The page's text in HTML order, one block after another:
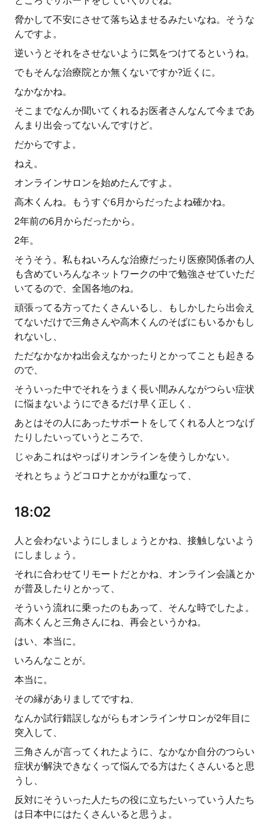
脅かして不安にさせて落ち込ませるみたいなね。そうな
んですよ。
逆いうとそれをさせないように気をつけてるというね。
でもそんな治療院とか無くないですか?近くに。
なかなかね。
そこまでなんか聞いてくれるお医者さんなんて今まであ
んまり出会ってないんですけど。
だからですよ。
ねえ。
オンラインサロンを始めたんですよ。
高木くんね。もうすぐ6月からだったよね確かね。
2年前の6月からだったから。
2年。
そうそう。私もねいろんな治療だったり医療関係者の人
も含めていろんなネットワークの中で勉強させていただ
いてるので、全国各地のね。
頑張ってる方ってたくさんいるし、もしかしたら出会え
てないだけで三角さんや高木くんのそばにもいるかもし
れないし、
ただなかなかね出会えなかったりとかってことも起きる
ので、
そういった中でそれをうまく長い間みんながつらい症状
に悩まないようにできるだけ早く正しく、
あとはその人にあったサポートをしてくれる人とつなげ
たりしたいっていうところで、
じゃあこれはやっぱりオンラインを使うしかない。
それとちょうどコロナとかがね重なって、
18:02
人と会わないようにしましょうとかね、接触しないよう
にしましょう。
それに合わせてリモートだとかね、オンライン会議とか
が普及したりとかって、
そういう流れに乗ったのもあって、そんな時でしたよ。
高木くんと三角さんにね、再会というかね。
はい、本当に。
いろんなことが。
本当に。
その縁がありましてですね、
なんか試行錯誤しながらもオンラインサロンが2年目に
突入して、
三角さんが言ってくれたように、なかなか自分のつらい
症状が解決できなくって悩んでる方はたくさんいると思
うし、
反対にそういった人たちの役に立ちたいっていう人たち
は日本中にはたくさんいると思うよ。